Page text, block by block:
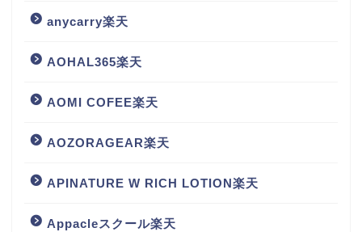
anycarry楽天
AOHAL365楽天
AOMI COFEE楽天
AOZORAGEAR楽天
APINATURE W RICH LOTION楽天
Appacleスクール楽天